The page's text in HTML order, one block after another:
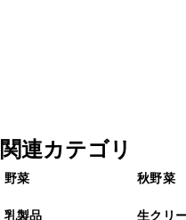
関連カテゴリ
野菜 秋野菜
乳製品
生クリ